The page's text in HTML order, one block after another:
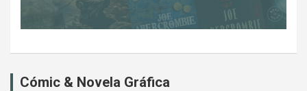
Cómic & Novela Gráfica